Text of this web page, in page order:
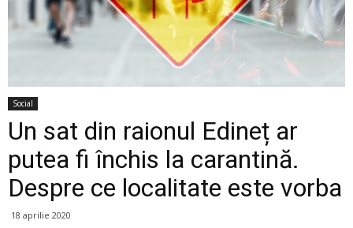
Social
Un sat din raionul Edineț ar
putea fi închis la carantină.
Despre ce localitate este vorba
18 aprilie 2020